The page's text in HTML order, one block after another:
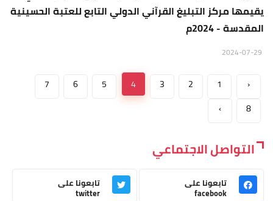
يقيمها مركز التبليغ القرآني الدولي التابع للعتبة الحسينية
المقدسة - 2024م
‹
1
2
3
4
5
6
7
8
›
التواصل الاجتماعي
تابعونا على
facebook
تابعونا على
twitter